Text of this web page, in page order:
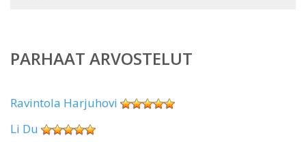
PARHAAT ARVOSTELUT
Ravintola Harjuhovi
Li Du